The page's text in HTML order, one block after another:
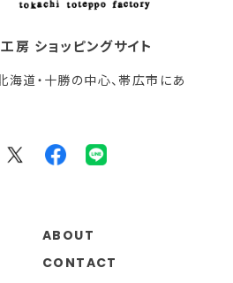
房 ショッピングサイト
海道・十勝の中心、帯広市にあ
ABOUT
CONTACT